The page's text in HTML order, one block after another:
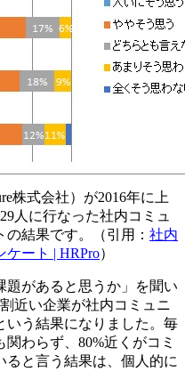
株式会社）が2016年に上
人に行なった社内コミュ
結果です。（引用： 社内
ケート | HRPro）
題があると思うか」を聞い
近い企業が社内コミュニ
いう結果になりました。毎
わらず、80%近くがコミ
ると言う結果は、個人的に